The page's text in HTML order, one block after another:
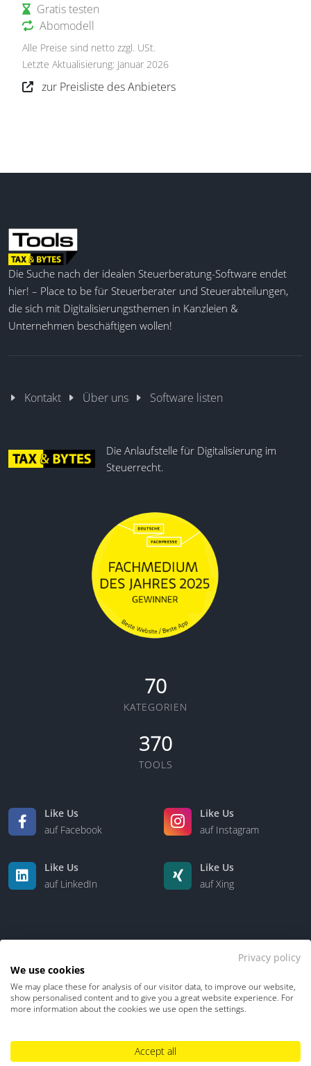
Gratis testen
Abomodell
Alle Preise sind netto zzgl. USt.
Letzte Aktualisierung: Januar 2026
zur Preisliste des Anbieters
Die Suche nach der idealen Steuerberatung-Software endet
hier! – Place to be für Steuerberater und Steuerabteilungen,
die sich mit Digitalisierungsthemen in Kanzleien &
Unternehmen beschäftigen wollen!
Kontakt Über uns Software listen
Die Anlaufstelle für Digitalisierung im
Steuerrecht.
70
KATEGORIEN
370
TOOLS
Like Us
auf Facebook
Like Us
auf Instagram
Like Us
auf LinkedIn
Like Us
auf Xing
Kontakt Über uns
Impressum
Privacy policy
We use cookies
We may place these for analysis of our visitor data, to improve our website,
show personalised content and to give you a great website experience. For
more information about the cookies we use open the settings.
Accept all